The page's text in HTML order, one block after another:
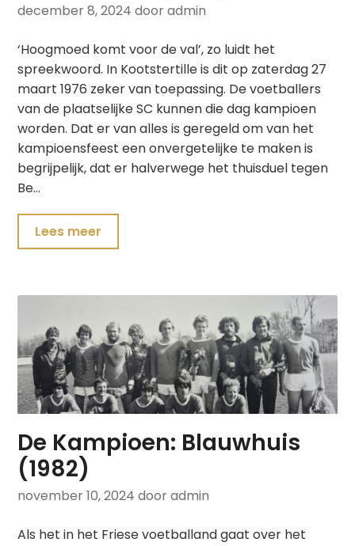
december 8, 2024 door admin
‘Hoogmoed komt voor de val’, zo luidt het
spreekwoord. In Kootstertille is dit op zaterdag 27
maart 1976 zeker van toepassing. De voetballers
van de plaatselijke SC kunnen die dag kampioen
worden. Dat er van alles is geregeld om van het
kampioensfeest een onvergetelijke te maken is
begrijpelijk, dat er halverwege het thuisduel tegen
Be…
Lees meer
De Kampioen: Blauwhuis
(1982)
november 10, 2024 door admin
Als het in het Friese voetballand gaat over het